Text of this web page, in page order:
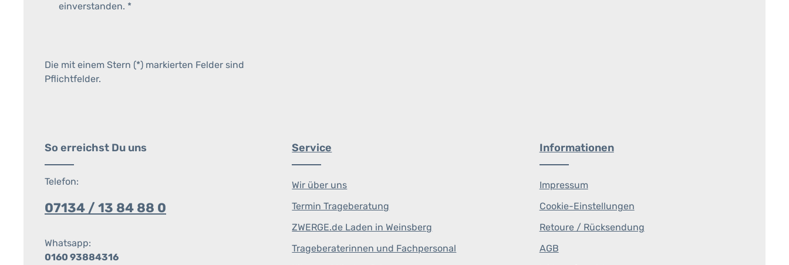
einverstanden. *
Die mit einem Stern (*) markierten Felder sind
Pflichtfelder.
So erreichst Du uns
Telefon:
07134 / 13 84 88 0
Whatsapp:
0160 93884316
Service
Wir über uns
Termin Trageberatung
ZWERGE.de Laden in Weinsberg
Trageberaterinnen und Fachpersonal
Informationen
Impressum
Cookie-Einstellungen
Retoure / Rücksendung
AGB